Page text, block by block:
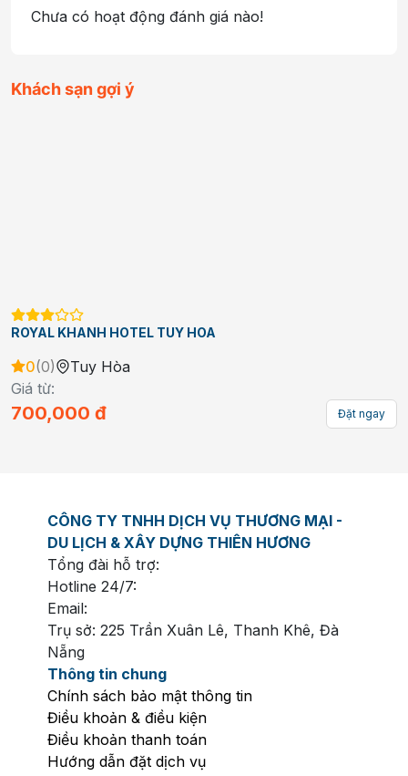
Chưa có hoạt động đánh giá nào!
Khách sạn gợi ý
ROYAL KHANH HOTEL TUY HOA
0(0)
Tuy Hòa
Giá từ:
700,000 đ Đặt ngay
CÔNG TY TNHH DỊCH VỤ THƯƠNG MẠI -
DU LỊCH & XÂY DỰNG THIÊN HƯƠNG
Tổng đài hỗ trợ:
Hotline 24/7:
Email:
Trụ sở: 225 Trần Xuân Lê, Thanh Khê, Đà
Nẵng
Thông tin chung
Chính sách bảo mật thông tin
Điều khoản & điều kiện
Điều khoản thanh toán
Hướng dẫn đặt dịch vụ